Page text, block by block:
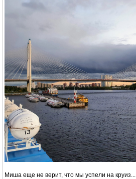
Миша еще не верит, что мы успели на круиз...